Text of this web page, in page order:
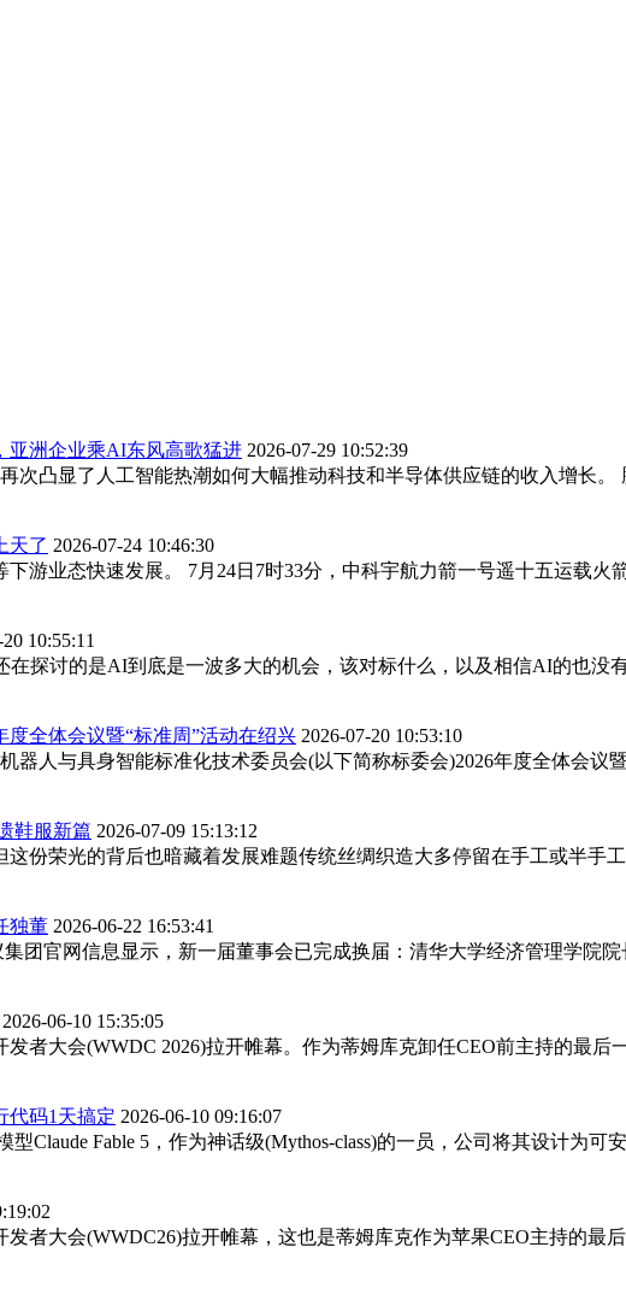
亚洲企业乘AI东风高歌猛进 2026-07-29 10:52:39
次凸显了人工智能热潮如何大幅推动科技和半导体供应链的收入增长
天了 2026-07-24 10:46:30
游业态快速发展。 7月24日7时33分，中科宇航力箭一号遥十五运载
10:55:11
探讨的是AI到底是一波多大的机会，该对标什么，以及相信AI的也没
全体会议暨“标准周”活动在绍兴 2026-07-20 10:53:10
器人与具身智能标准化技术委员会(以下简称标委会)2026年度全体会
鞋服新篇 2026-07-09 15:13:12
份荣光的背后也暗藏着发展难题传统丝绸织造大多停留在手工或半手
独董 2026-06-22 16:53:41
团官网信息显示，新一届董事会已完成换届：清华大学经济管理学院
2026-06-10 15:35:05
者大会(WWDC 2026)拉开帷幕。作为蒂姆库克卸任CEO前主持的最
代码1天搞定 2026-06-10 09:16:07
Claude Fable 5，作为神话级(Mythos-class)的一员，公司将其设计为
发者大会(WWDC26)拉开帷幕，这也是蒂姆库克作为苹果CEO主持的